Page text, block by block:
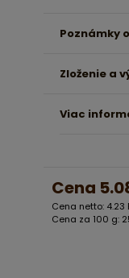
Poznámky
Zloženie a
Viac
Cena
Cena netto: 4.23
Cena za 100 g: